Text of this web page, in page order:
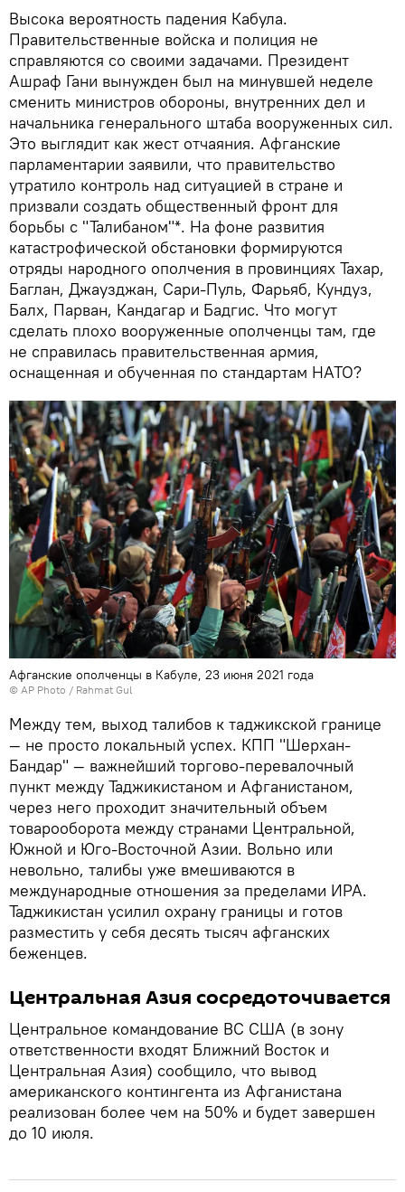
Высока вероятность падения Кабула.
Правительственные войска и полиция не
справляются со своими задачами. Президент
Ашраф Гани вынужден был на минувшей неделе
сменить министров обороны, внутренних дел и
начальника генерального штаба вооруженных сил.
Это выглядит как жест отчаяния. Афганские
парламентарии заявили, что правительство
утратило контроль над ситуацией в стране и
призвали создать общественный фронт для
борьбы с "Талибаном"*. На фоне развития
катастрофической обстановки формируются
отряды народного ополчения в провинциях Тахар,
Баглан, Джаузджан, Сари-Пуль, Фарьяб, Кундуз,
Балх, Парван, Кандагар и Бадгис. Что могут
сделать плохо вооруженные ополченцы там, где
не справилась правительственная армия,
оснащенная и обученная по стандартам НАТО?
Афганские ополченцы в Кабуле, 23 июня 2021 года
© AP Photo / Rahmat Gul
Между тем, выход талибов к таджикской границе
— не просто локальный успех. КПП "Шерхан-
Бандар" — важнейший торгово-перевалочный
пункт между Таджикистаном и Афганистаном,
через него проходит значительный объем
товарооборота между странами Центральной,
Южной и Юго-Восточной Азии. Вольно или
невольно, талибы уже вмешиваются в
международные отношения за пределами ИРА.
Таджикистан усилил охрану границы и готов
разместить у себя десять тысяч афганских
беженцев.
Центральная Азия сосредоточивается
Центральное командование ВС США (в зону
ответственности входят Ближний Восток и
Центральная Азия) сообщило, что вывод
американского контингента из Афганистана
реализован более чем на 50% и будет завершен
до 10 июля.